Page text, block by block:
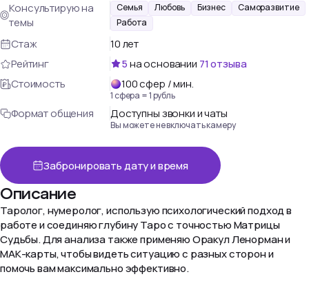
Консультирую на
темы
Семья Любовь Бизнес
Саморазвитие
Работа
Стаж
10 лет
Рейтинг
5на основании 71отзыва
Стоимость
100сфер / мин.
1 сфера = 1 рубль
Формат общения Доступны звонки и чаты
Вы можете не включать камеру
Забронировать дату и время
Описание
Таролог, нумеролог, использую психологический подход в
работе и соединяю глубину Таро с точностью Матрицы
Судьбы. Для анализа также применяю Оракул Ленорман и
МАК-карты, чтобы видеть ситуацию с разных сторон и
помочь вам максимально эффективно.